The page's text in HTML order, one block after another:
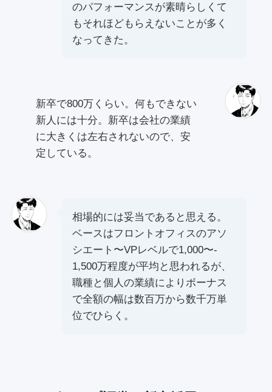
のパフォーマンスが素晴らしくて
もそれほどもらえないことが多く
なってきた。
新卒で800万くらい。何もできない
新⼈には⼗分。新卒は会社の業績
に⼤きくは左右されないので、安
定している。
相場的には妥当であると思える。
ベースはフロントオフィスのアソ
シエート〜VPレベルで1,000〜­
1,500万程度が平均と思われるが、
職種と個⼈の業績によりボーナス
で全額の幅は数百万から数千万単
位でひらく。